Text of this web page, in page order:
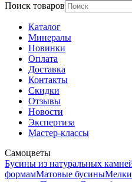
Поиск товаров
Каталог
Минералы
Новинки
Оплата
Доставка
Контакты
Скидки
Отзывы
Новости
Экспертиза
Мастер-классы
Самоцветы
Бусины из натуральных
формамМатовые бусины